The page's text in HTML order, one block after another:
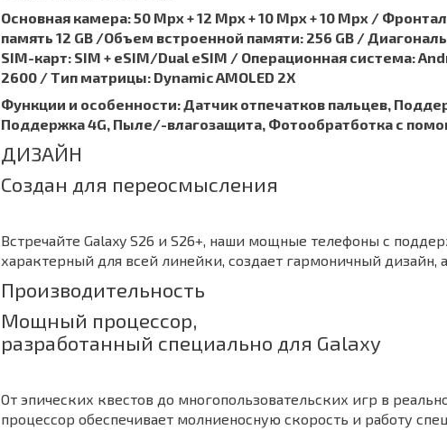
Основная камера: 50 Mpx + 12 Mpx + 10 Mpx + 10 Mpx /
память 12 GB /Объем встроенной памяти: 256 GB /
SIM-карт: SIM + eSIM/Dual eSIM / Операционная система:
2600 / Tип матрицы: Dynamic AMOLED 2X
Функции и особенности: Датчик отпечатков пальцев,
Поддержка 4G, Пыле/-влагозащита, Фотообратботка с
ДИЗАЙН
Создан для переосмысления
Встречайте Galaxy S26 и S26+, наши мощные телефоны с
характерный для всей линейки, создает гармоничный дизайн,
Производительность
Мощный процессор,
разработанный специально для Galaxy
От эпических квестов до многопользовательских игр в
процессор обеспечивает молниеносную скорость и работу